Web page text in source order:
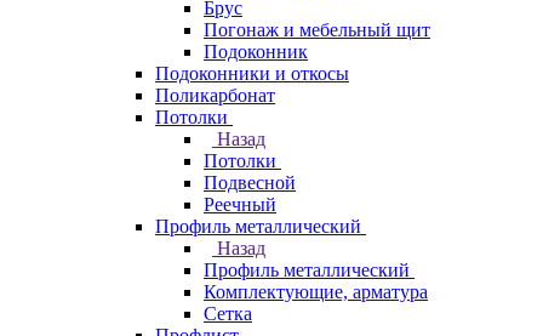
Брус
Погонаж и мебельный щит
Подоконник
Подоконники и откосы
Поликарбонат
Потолки
Назад
Потолки
Подвесной
Реечный
Профиль металлический
Назад
Профиль металлический
Комплектующие, арматура
Сетка